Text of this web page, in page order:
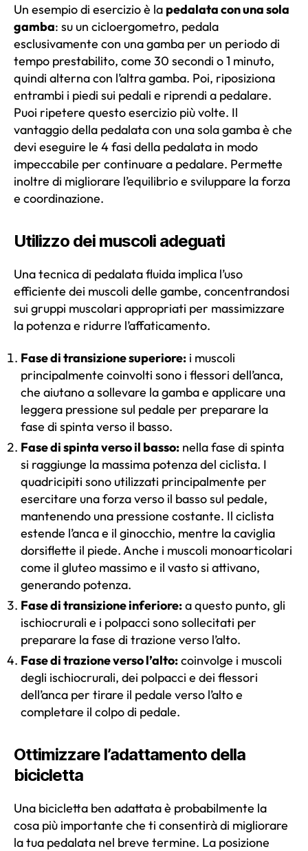
Un esempio di esercizio è la pedalata con una sola
gamba: su un cicloergometro, pedala
esclusivamente con una gamba per un periodo di
tempo prestabilito, come 30 secondi o 1 minuto,
quindi alterna con l’altra gamba. Poi, riposiziona
entrambi i piedi sui pedali e riprendi a pedalare.
Puoi ripetere questo esercizio più volte. Il
vantaggio della pedalata con una sola gamba è che
devi eseguire le 4 fasi della pedalata in modo
impeccabile per continuare a pedalare. Permette
inoltre di migliorare l’equilibrio e sviluppare la forza
e coordinazione.
Utilizzo dei muscoli adeguati
Una tecnica di pedalata fluida implica l’uso
efficiente dei muscoli delle gambe, concentrandosi
sui gruppi muscolari appropriati per massimizzare
la potenza e ridurre l’affaticamento.
Fase di transizione superiore: i muscoli
principalmente coinvolti sono i flessori dell’anca,
che aiutano a sollevare la gamba e applicare una
leggera pressione sul pedale per preparare la
fase di spinta verso il basso.
Fase di spinta verso il basso: nella fase di spinta
si raggiunge la massima potenza del ciclista. I
quadricipiti sono utilizzati principalmente per
esercitare una forza verso il basso sul pedale,
mantenendo una pressione costante. Il ciclista
estende l’anca e il ginocchio, mentre la caviglia
dorsiflette il piede. Anche i muscoli monoarticolari
come il gluteo massimo e il vasto si attivano,
generando potenza.
Fase di transizione inferiore:a questo punto, gli
ischiocrurali e i polpacci sono sollecitati per
preparare la fase di trazione verso l’alto.
Fase di trazione verso l’alto:coinvolge i muscoli
degli ischiocrurali, dei polpacci e dei flessori
dell’anca per tirare il pedale verso l’alto e
completare il colpo di pedale.
Ottimizzare l’adattamento della
bicicletta
Una bicicletta ben adattata è probabilmente la
cosa più importante che ti consentirà di migliorare
la tua pedalata nel breve termine. La posizione